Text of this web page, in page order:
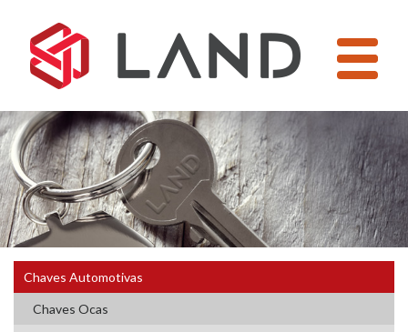
conteúdo
Chaves Automotivas
Chaves Ocas